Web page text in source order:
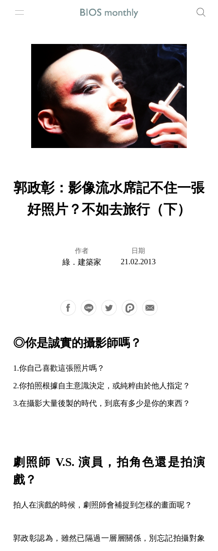
郭政彰：影像流水席記不住一張
好照片？不如去旅行（下）
作者
綠．建築家
日期
21.02.2013
◎你是誠實的攝影師嗎？
1.你自己喜歡這張照片嗎？
2.你拍照根據自主意識決定，或純粹由於他人指定？
3.在攝影大量後製的時代，到底有多少是你的東西？
劇照師 V.S. 演員，拍角色還是拍演
戲？
拍人在演戲的時候，劇照師會補捉到怎樣的畫面呢？
郭政彰認為，雖然已隔過一層層關係，別忘記拍攝對象